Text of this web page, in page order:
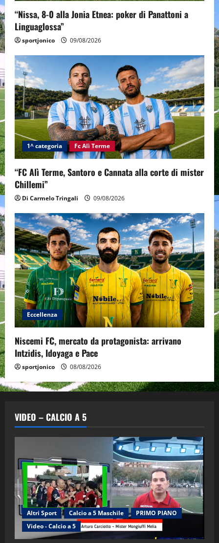
“Nissa, 8-0 alla Jonia Etnea: poker di Panattoni a
Linguaglossa”
sportjonico 09/08/2026
1^ categoria Fc Alì Terme
“FC Alì Terme, Santoro e Cannata alla corte di mister
Chillemi”
Di Carmelo Tringali 09/08/2026
Eccellenza
Niscemi FC, mercato da protagonista: arrivano
Intzidis, Idoyaga e Pace
sportjonico 08/08/2026
VIDEO – CALCIO A 5
Altri Sport Calcio a 5 Maschile
PRIMO PIANO
Video - Calcio a 5